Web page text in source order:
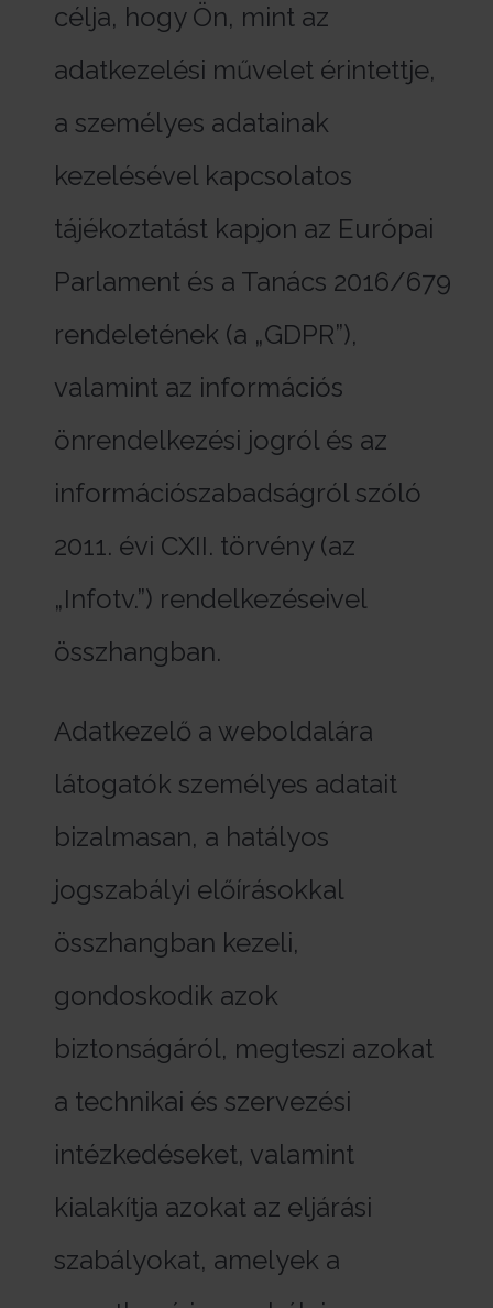
célja, hogy Ön, mint az
adatkezelési művelet érintettje,
a személyes adatainak
kezelésével kapcsolatos
tájékoztatást kapjon az Európai
Parlament és a Tanács 2016/679
rendeletének (a „GDPR”),
valamint az információs
önrendelkezési jogról és az
információszabadságról szóló
2011. évi CXII. törvény (az
„Infotv.”) rendelkezéseivel
összhangban.
Adatkezelő a weboldalára
látogatók személyes adatait
bizalmasan, a hatályos
jogszabályi előírásokkal
összhangban kezeli,
gondoskodik azok
biztonságáról, megteszi azokat
a technikai és szervezési
intézkedéseket, valamint
kialakítja azokat az eljárási
szabályokat, amelyek a